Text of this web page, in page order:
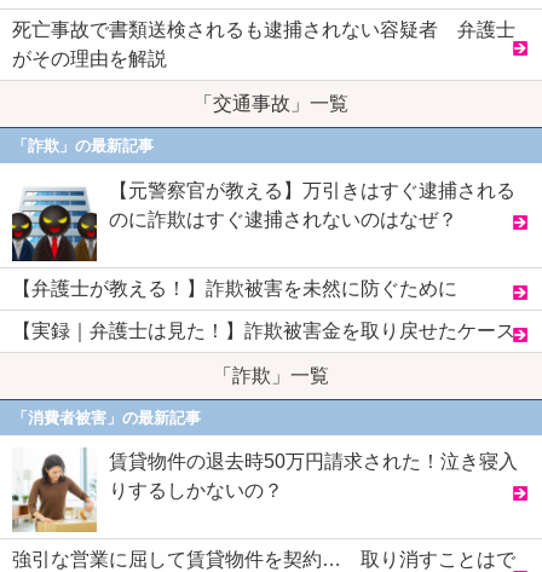
死亡事故で書類送検されるも逮捕されない容疑者 弁護士
がその理由を解説
「交通事故」一覧
「詐欺」の最新記事
【元警察官が教える】万引きはすぐ逮捕される
のに詐欺はすぐ逮捕されないのはなぜ？
【弁護士が教える！】詐欺被害を未然に防ぐために
【実録｜弁護士は見た！】詐欺被害金を取り戻せたケース
「詐欺」一覧
「消費者被害」の最新記事
賃貸物件の退去時50万円請求された！泣き寝入
りするしかないの？
強引な営業に屈して賃貸物件を契約… 取り消すことはで